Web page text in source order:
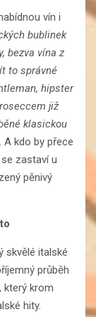
vín i
bublinek
bezva vína z
to správné
hipster
již
klasickou
A kdo by přece
zastaví u
pěnivý
skvělé italské
průběh
, který krom
hity.